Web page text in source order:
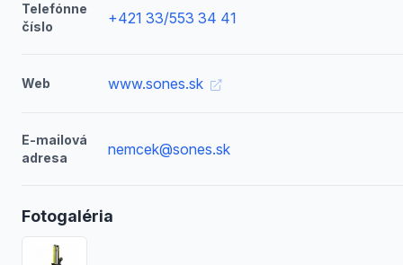
Telefónne
číslo
+421 33/553 34 41
Web www.sones.sk
E-mailová
adresa
nemcek@sones.sk
Fotogaléria